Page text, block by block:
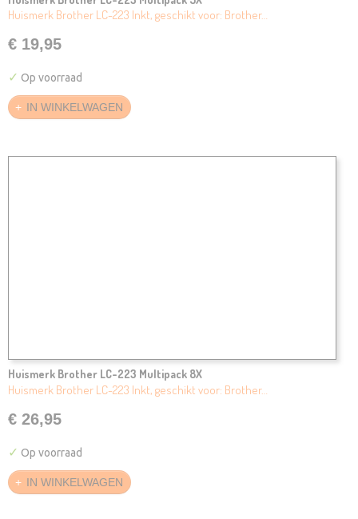
Huismerk Brother LC-223 Inkt, geschikt voor: Brother…
€ 19,95
✓ Op voorraad
IN WINKELWAGEN
Huismerk Brother LC-223 Multipack 8X
Huismerk Brother LC-223 Inkt, geschikt voor: Brother…
€ 26,95
✓ Op voorraad
IN WINKELWAGEN